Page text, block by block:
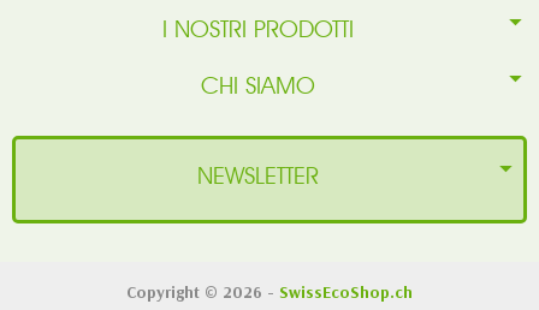
I NOSTRI PRODOTTI
CHI SIAMO
NEWSLETTER
Copyright © 2026 - SwissEcoShop.ch